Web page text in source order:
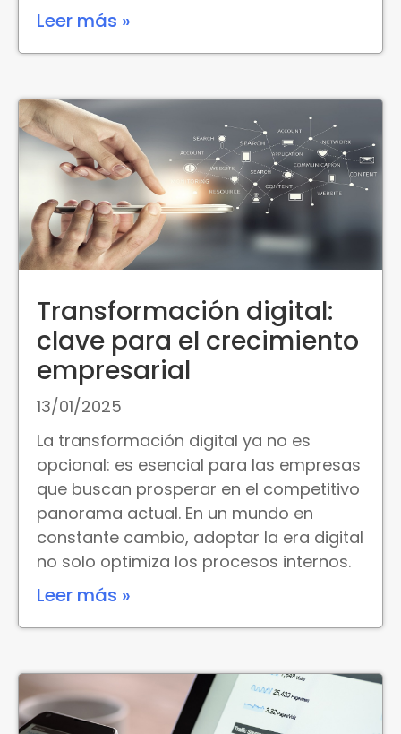
Leer más »
Transformación digital:
clave para el crecimiento
empresarial
13/01/2025
La transformación digital ya no es
opcional: es esencial para las empresas
que buscan prosperar en el competitivo
panorama actual. En un mundo en
constante cambio, adoptar la era digital
no solo optimiza los procesos internos.
Leer más »